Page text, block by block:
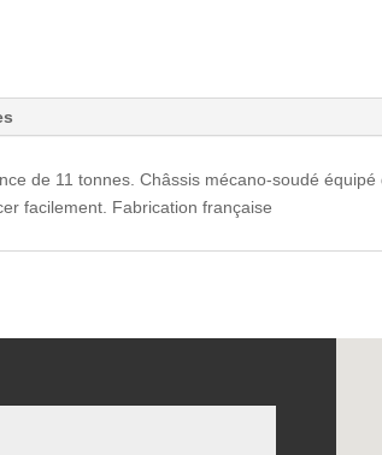
de 11 tonnes. Châssis mécano-soudé
facilement. Fabrication française